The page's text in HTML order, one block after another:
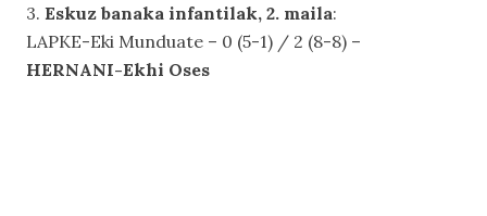
3. Eskuz banaka infantilak, 2. maila:
LAPKE-Eki Munduate – 0 (5-1) / 2 (8-8) –
HERNANI-Ekhi Oses